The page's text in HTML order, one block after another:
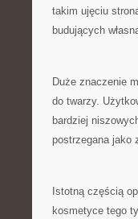
takim ujęciu
budujących
Duże znaczenie
do twarzy.
bardziej
postrzegana jako
Istotną częścią
kosmetyce tego